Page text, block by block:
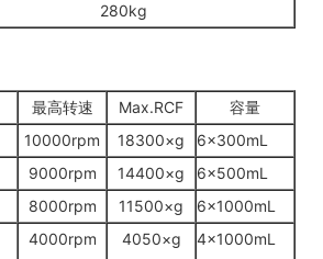
280kg
最高转速 Max.RCF
容量
10000rpm 18300×g
6×300mL
9000rpm 14400×g
6×500mL
8000rpm 11500×g
6×1000mL
4000rpm 4050×g 4×1000mL